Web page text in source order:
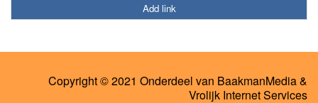
Add link
Copyright © 2021 Onderdeel van BaakmanMedia&
Vrolijk Internet Services